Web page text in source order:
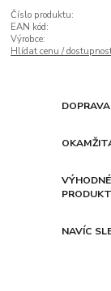
Číslo produktu:
EAN kód:
Výrobce:
Hlídat cenu /
NAVÍC